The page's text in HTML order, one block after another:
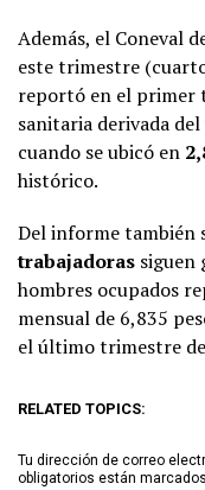
Además, el Coneval
este trimestre
reportó en el primer
sanitaria derivada
cuando se ubicó en
histórico.
Del informe también
trabajadoras siguen
hombres ocupados
mensual de 6,835
el último trimestre
RELATED TOPICS:
Tu dirección de correo
obligatorios están